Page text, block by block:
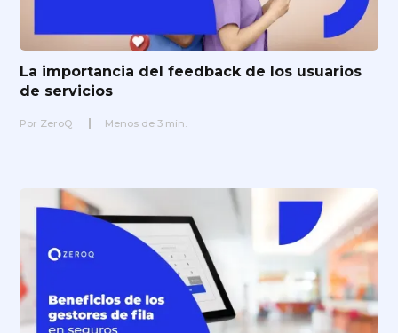
La importancia del feedback de los usuarios
de servicios
Por ZeroQ Menos de 3 min.